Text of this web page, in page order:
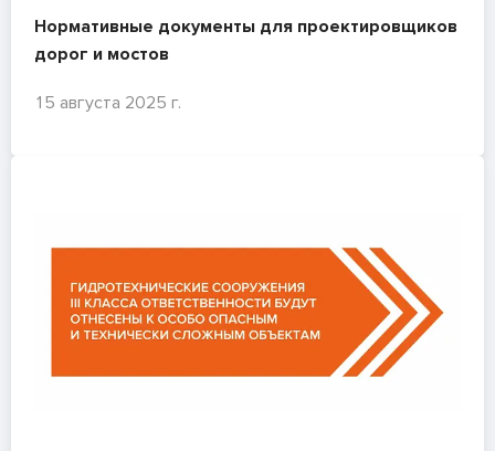
Нормативные документы для проектировщиков
дорог и мостов
15 августа 2025 г.